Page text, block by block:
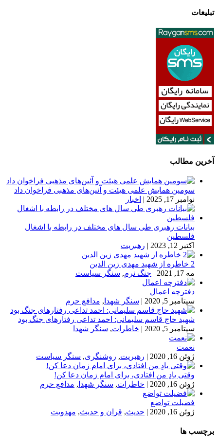
تبلیغات
آخرین مطالب
سومین همایش علمی هیئت و آئین‌های مذهبی فراخوان داد
نوامبر 17, 2025
| اخبار
بیانات رهبری طی سال های مختلف در رابطه با اشغال
فلسطین
اکتبر 12, 2023
| رهبریت
2 خاطره از شهید مهدی زین الدین
مه 17, 2021
| جنگ نرم, سنگر سیاست
دفترچه اعمال
سپتامبر 5, 2020
| سنگر شهدا , مدافع حرم
شهید حاج قاسم سلیمانی: احمد تداعی رفتارهای جنگ بود
سپتامبر 5, 2020
| خاطرات, سنگر شهدا
نعمت
ژوئن 16, 2020
| رهبریت, روشنگری, سنگر سیاست
وقتی یادِ من افتادی، برای امام زمان دعا کن!
ژوئن 16, 2020
| خاطرات, سنگر شهدا , مدافع حرم
فضیلت تواضع
ژوئن 16, 2020
| حدیث, قران و حدیث, مهدویت
برچسب ها